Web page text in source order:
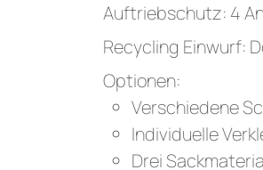
Auftriebschutz: 4
Recycling Einwurf:
Optionen:
Verschiedene
Individuelle
Drei